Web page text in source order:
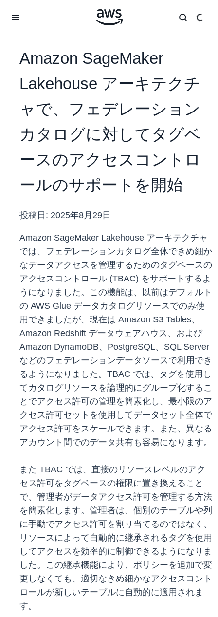
Amazon SageMaker
Lakehouse アーキテクチ
ャで、フェデレーション
カタログに対してタグベ
ースのアクセスコントロ
ールのサポートを開始
投稿日: 2025年8月29日
Amazon SageMaker Lakehouse アーキテクチャ
では、フェデレーションカタログ全体できめ細か
なデータアクセスを管理するためのタグベースの
アクセスコントロール (TBAC) をサポートするよ
うになりました。この機能は、以前はデフォルト
の AWS Glue データカタログリソースでのみ使
用できましたが、現在は Amazon S3 Tables、
Amazon Redshift データウェアハウス、および
Amazon DynamoDB、PostgreSQL、SQL Server
などのフェデレーションデータソースで利用でき
るようになりました。TBAC では、タグを使用し
てカタログリソースを論理的にグループ化するこ
とでアクセス許可の管理を簡素化し、最小限のア
クセス許可セットを使用してデータセット全体で
アクセス許可をスケールできます。また、異なる
アカウント間でのデータ共有も容易になります。
また TBAC では、直接のリソースレベルのアク
セス許可をタグベースの権限に置き換えること
で、管理者がデータアクセス許可を管理する方法
を簡素化します。管理者は、個別のテーブルや列
に手動でアクセス許可を割り当てるのではなく、
リソースによって自動的に継承されるタグを使用
してアクセスを効率的に制御できるようになりま
した。この継承機能により、ポリシーを追加で変
更しなくても、適切なきめ細かなアクセスコント
ロールが新しいテーブルに自動的に適用されま
す。